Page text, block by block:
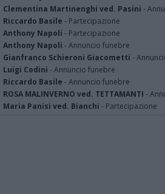
Clementina Martinenghi ved. Pasini -
Riccardo Basile - Partecipazione
Anthony Napoli - Partecipazione
Anthony Napoli - Annuncio funebre
Gianfranco Schieroni Giacometti -
Luigi Codini - Annuncio funebre
Riccardo Basile - Annuncio funebre
ROSA MALINVERNO ved. TETTAMANTI -
Maria Panisi ved. Bianchi - Partecipazione